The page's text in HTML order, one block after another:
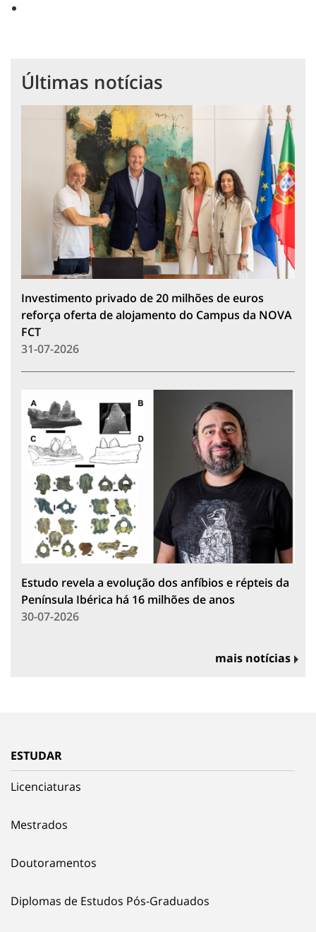
Últimas notícias
Investimento privado de 20 milhões de euros
reforça oferta de alojamento do Campus da NOVA
FCT
31-07-2026
Estudo revela a evolução dos anfíbios e répteis da
Península Ibérica há 16 milhões de anos
30-07-2026
mais notícias
ESTUDAR
Licenciaturas
Mestrados
Doutoramentos
Diplomas de Estudos Pós-Graduados